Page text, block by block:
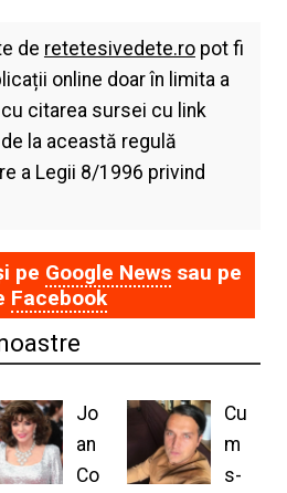
de retetesivedete.ropot fi
online doar în limita a
citarea sursei cu link
la această regulă
a Legii 8/1996 privind
pe Google Newssau pe
Facebook
Jo
an
Co
Cu
m
s-